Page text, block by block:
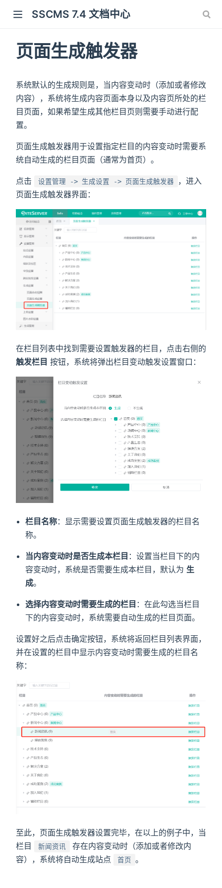
SSCMS 7.4 文档中心
页面生成触发器
系统默认的生成规则是，当内容变动时（添加或者修改
内容），系统将生成内容页面本身以及内容页所处的栏
目页面，如果希望生成其他栏目页则需要手动进行配
置。
页面生成触发器用于设置指定栏目的内容变动时需要系
统自动生成的栏目页面（通常为首页）。
点击 设置管理 -> 生成设置 -> 页面生成触发器
，进入
页面生成触发器界面：
在栏目列表中找到需要设置触发器的栏目，点击右侧的
触发栏目 按钮，系统将弹出栏目变动触发设置窗口：
栏目名称：显示需要设置页面生成触发器的栏目名
称。
当内容变动时是否生成本栏目 ：设置当栏目下的内
容变动时，系统是否需要生成本栏目，默认为生
成。
选择内容变动时需要生成的栏目 ：在此勾选当栏目
下的内容变动时，系统需要自动生成的栏目页面。
设置好之后点击确定按钮，系统将返回栏目列表界面，
并在设置的栏目中显示内容变动时需要生成的栏目名
称：
至此，页面生成触发器设置完毕，在以上的例子中，当
栏目
新闻资讯
存在内容变动时（添加或者修改内
容），系统将自动生成站点
首页 。